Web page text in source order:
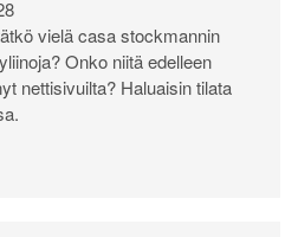
vielä casa stockmannin
Onko niitä edelleen
nettisivuilta? Haluaisin tilata